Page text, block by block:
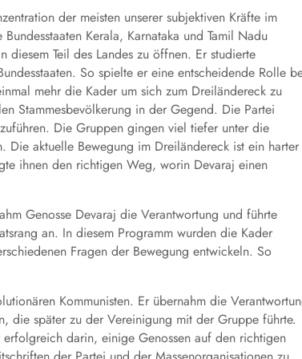
der meisten unserer subjektiven Kräfte im
Kerala, Karnataka und Tamil Nadu
Teil des Landes zu öffnen. Er studierte
So spielte er eine entscheidende Rolle
mehr die Kader um sich zum Dreiländereck zu
Stammesbevölkerung in der Gegend. Die Partei
Die Gruppen gingen viel tiefer unter die
Die aktuelle Bewegung im Dreiländereck ist ein harter
ihnen den richtigen Weg, worin Devaraj einen
Genosse Devaraj die Verantwortung und führte
an. In diesem Programm wurden die Kader
Fragen der Bewegung entwickeln. So
Kommunisten. Er übernahm die
die später zu der Vereinigung mit der Gruppe führte.
darin, einige Genossen auf den richtigen